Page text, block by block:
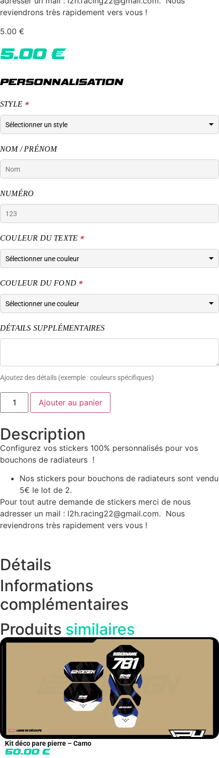
reviendrons très rapidement vers vous !
5.00 €
5.00 €
PERSONNALISATION
STYLE *
NOM / PRÉNOM
NUMÉRO
COULEUR DU TEXTE *
COULEUR DU FOND *
DÉTAILS SUPPLÉMENTAIRES
Ajoutez des détails (exemple : couleurs spécifiques)
Ajouter au panier
Description
Configurez vos stickers 100% personnalisés pour vos
bouchons de radiateurs !
Nos stickers pour bouchons de radiateurs sont vendu
5€ le lot de 2.
Pour tout autre demande de stickers merci de nous
adresser un mail : l2h.racing22@gmail.com. Nous
reviendrons très rapidement vers vous !
Détails
Informations
complémentaires
Produits similaires
Kit déco pare pierre – Camo
50.00 €